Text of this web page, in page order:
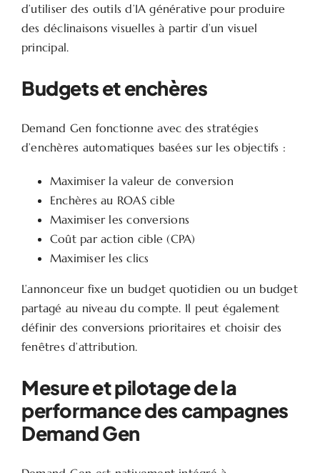
d’utiliser des outils d’IA générative pour produire
des déclinaisons visuelles à partir d’un visuel
principal.
Budgets et enchères
Demand Gen fonctionne avec des stratégies
d’enchères automatiques basées sur les objectifs :
Maximiser la valeur de conversion
Enchères au ROAS cible
Maximiser les conversions
Coût par action cible (CPA)
Maximiser les clics
L’annonceur fixe un budget quotidien ou un budget
partagé au niveau du compte. Il peut également
définir des conversions prioritaires et choisir des
fenêtres d’attribution.
Mesure et pilotage de la
performance des campagnes
Demand Gen